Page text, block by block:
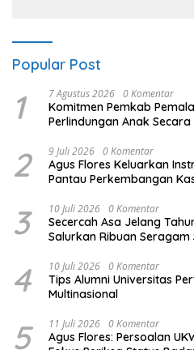
Popular Post
1 7 Agustus 2026 0 Komentar
Komitmen Pemkab
Perlindungan Anak
2 9 Juli 2026 0 Komentar
Agus Flores Keluarkan
Pantau Perkembangan
3 10 Juli 2026 0 Komentar
Secercah Asa Jelang
Salurkan Ribuan Seragam
4 10 Juli 2026 0 Komentar
Tips Alumni Universitas
Multinasional
5 11 Juli 2026 0 Komentar
Agus Flores: Persoalan